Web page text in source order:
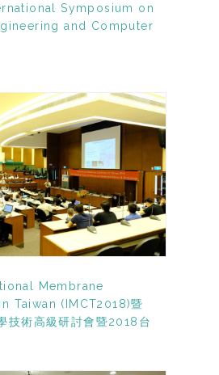
Symposium on
and Computer
Membrane
Taiwan (IMCT2018)暨
技術高級研討會暨2018台